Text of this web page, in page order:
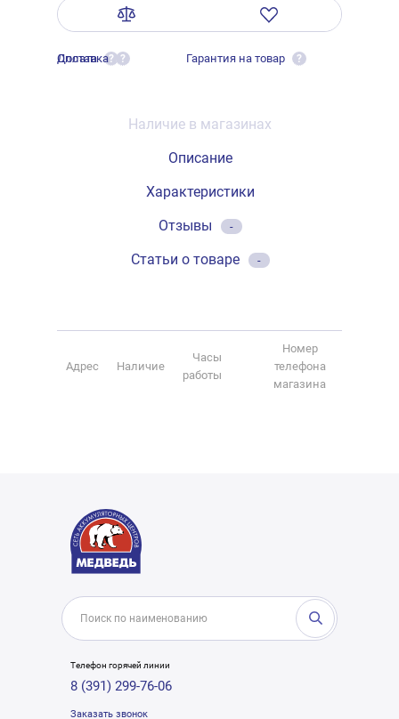
Оплата ?
Доставка ? Гарантия на товар ?
Наличие в магазинах
Описание
Характеристики
Отзывы
-
Статьи о товаре -
Адрес Наличие
Часы
работы
Номер
телефона
магазина
Телефон горячей линии
8 (391) 299-76-06
Заказать звонок